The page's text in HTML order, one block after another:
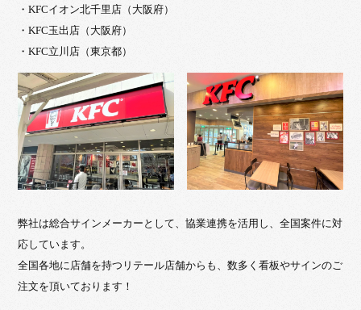
・KFCイオン北千里店（大阪府）
・KFC玉出店（大阪府）
・KFC立川店（東京都）
弊社は総合サインメーカーとして、協業連携を活用し、全国案件に対
応しています。
全国各地に店舗を持つリテール店舗からも、数多く看板やサインのご
注文を頂いております！